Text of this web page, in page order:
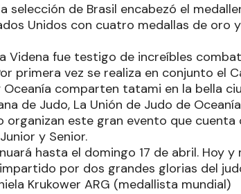
selección de Brasil encabezó el
Unidos con cuatro medallas de oro
Videna fue testigo de increíbles
primera vez se realiza en conjunto el
comparten tatami en la bella
de Judo, La Unión de Judo de
organizan este gran evento que
y Senior.
hasta el domingo 17 de abril. Hoy y
por dos grandes glorias del
Krukower ARG (medallista mundial)